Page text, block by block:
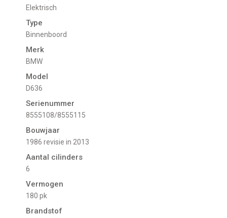
Elektrisch
Type
Binnenboord
Merk
BMW
Model
D636
Serienummer
8555108/8555115
Bouwjaar
1986 revisie in 2013
Aantal cilinders
6
Vermogen
180 pk
Brandstof